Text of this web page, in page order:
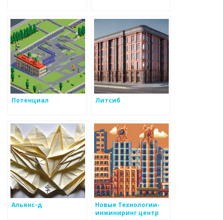
Потенциал Литсиб
Альянс-д
Новые Технологии-
инжиниринг центр